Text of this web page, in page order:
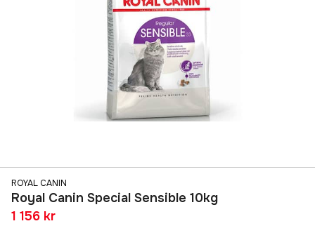
ROYAL CANIN
Royal Canin Special Sensible 10kg
1 156 kr